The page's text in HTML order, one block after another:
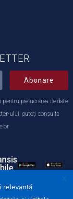
Abonare
prelucrarea de date
ului, puteți consulta
X
relevantă